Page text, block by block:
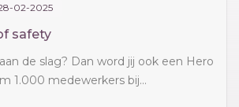
02-2025
safety
de slag? Dan word jij ook een Hero
1.000 medewerkers bij...